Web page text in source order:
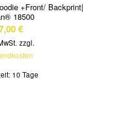
+Front/ Backprint|
18500
€
zzgl.
10 Tage